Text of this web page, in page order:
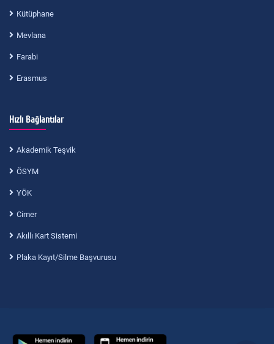
Kütüphane
Mevlana
Farabi
Erasmus
Hızlı Bağlantılar
Akademik Teşvik
ÖSYM
YÖK
Cimer
Akıllı Kart Sistemi
Plaka Kayıt/Silme Başvurusu